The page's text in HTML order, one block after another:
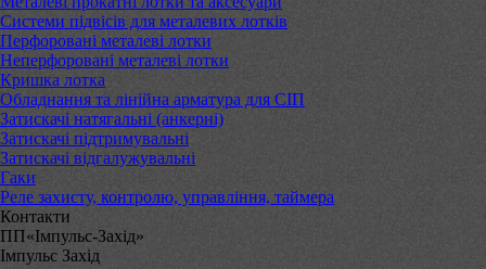
Системи підвісів для металевих лотків
Перфоровані металеві лотки
Неперфоровані металеві лотки
Кришка лотка
Обладнання та лінійна арматура для СІП
Затискачі натягальні (анкерні)
Затискачі підтримувальні
Затискачі відгалужувальні
Гаки
Реле захисту, контролю, управління, таймера
Контакти
ПП«Імпульс-Захід»
Імпульс Захід